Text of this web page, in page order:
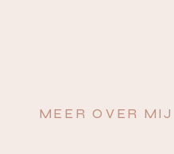
MEER OVER MIJ